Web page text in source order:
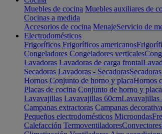
Muebles de cocina Muebles auxiliares de
Cocinas a medida
Accesorios de cocina MenajeServicio de
Electrodomésticos
Frigoríficos Frigoríficos americanos
Congeladores Congeladores verticales
Lavadoras Lavadoras de carga frontal
Secadoras Lavadoras - Secadoras
Hornos Conjunto de horno y placaHornos
Placas de cocina Conjunto de horno y placa
Lavavajillas Lavavajillas 60cmLavavajillas
Campanas extractoras Campanas
Pequeños electrodomésticos Microondas
Calefacción TermoventiladoresConvectores